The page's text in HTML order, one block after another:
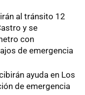
al tránsito 12
y se
con
de emergencia
ayuda en Los
de emergencia